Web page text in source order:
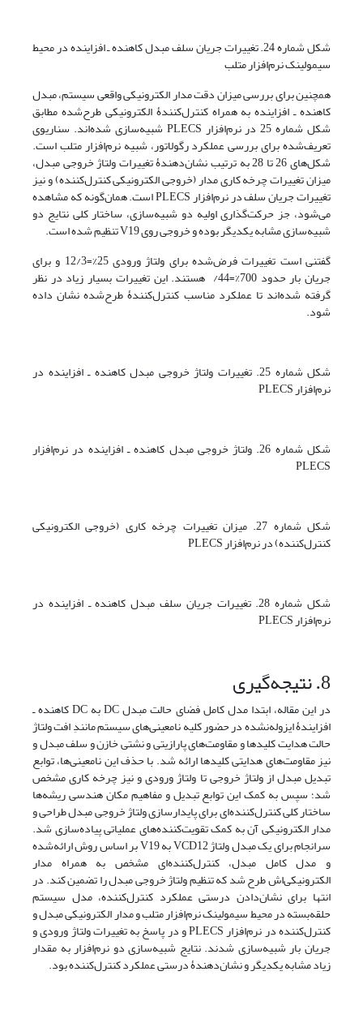
شکل شماره 24. تغییرات جریان سلف مبدل کاهنده ـ افزاینده در محیط
سیمولینک نرم‌افزار متلب
همچنین برای بررسی میزان دقت مدار الکترونیکی واقعی سیستم، مبدل
کاهنده ـ افزاینده به همراه کنترل‌کنندۀ الکترونیکی طرح‌شده مطابق
شکل شماره 25 در نرم‌افزار PLECS شبیه‌سازی شده‌اند. سناریوی
تعریف‌شده برای بررسی عملکرد رگولاتور، شبیه نرم‌افزار متلب است.
شکل‌های 26 تا 28 به ترتیب نشان‌دهندۀ تغییرات ولتاژ خروجی مبدل،
میزان تغییرات چرخه کاری مدار (خروجی الکترونیکی کنترل‌کننده) و نیز
تغییرات جریان سلف در نرم‌افزار PLECS است. همان‌گونه که مشاهده
می‌شود، جز حرکت‌گذاری اولیه دو شبیه‌سازی، ساختار کلی نتایج دو
شبیه‌سازی مشابه یکدیگر بوده و خروجی روی V19 تنظیم شده است.
گفتنی است تغییرات فرض‌شده برای ولتاژ ورودی 25%=12/3 و برای
جریان بار حدود 700%=44/ هستند. این تغییرات بسیار زیاد در نظر
گرفته شده‌اند تا عملکرد مناسب کنترل‌کنندۀ طرح‌شده نشان داده
شود.
شکل شماره 25. تغییرات ولتاژ خروجی مبدل کاهنده ـ افزاینده در
نرم‌افزار PLECS
شکل شماره 26. ولتاژ خروجی مبدل کاهنده ـ افزاینده در نرم‌افزار
PLECS
شکل شماره 27. میزان تغییرات چرخه کاری (خروجی الکترونیکی
کنترل‌کننده) در نرم‌افزار PLECS
شکل شماره 28. تغییرات جریان سلف مبدل کاهنده ـ افزاینده در
نرم‌افزار PLECS
8. نتیجه‌گیری
در این مقاله، ابتدا مدل کامل فضای حالت مبدل DC به DC کاهنده ـ
افزایندۀ ایزوله‌نشده در حضور کلیه نامعینی‌های سیستم مانندِ افت ولتاژ
حالت هدایت کلیدها و مقاومت‌های پارازیتی و نشتی خازن و سلف مبدل و
نیز مقاومت‌های هدایتی کلیدها ارائه شد. با حذف این نامعینی‌ها، توابع
تبدیل مبدل از ولتاژ خروجی تا ولتاژ ورودی و نیز چرخه کاری مشخص
شد؛ سپس به کمک این توابع تبدیل و مفاهیم مکان هندسی ریشه‌ها
ساختار کلی کنترل‌کننده‌ای برای پایدارسازی ولتاژ خروجی مبدل طراحی و
مدار الکترونیکی آن به کمک تقویت‌کننده‌های عملیاتی پیاده‌سازی شد.
سرانجام برای یک مبدل ولتاژ VCD12 به V19 بر اساس روش ارائه‌شده
و مدل کامل مبدل، کنترل‌کننده‌ای مشخص به همراه مدار
الکترونیکی‌اش طرح شد که تنظیم ولتاژ خروجی مبدل را تضمین کند. در
انتها برای نشان‌دادن درستی عملکرد کنترل‌کننده، مدل سیستم
حلقه‌بسته در محیط سیمولینک نرم‌افزار متلب و مدار الکترونیکی مبدل و
کنترل‌کننده در نرم‌افزار PLECS و در پاسخ به تغییرات ولتاژ ورودی و
جریان بار شبیه‌سازی شدند. نتایج شبیه‌سازی دو نرم‌افزار به مقدار
زیاد مشابه یکدیگر و نشان‌دهندۀ درستی عملکرد کنترل‌کننده بود.